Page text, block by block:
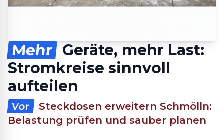
Mehr Geräte, mehr Last:
Stromkreise sinnvoll
aufteilen
Vor
Steckdosen erweitern Schmölln:
Belastung prüfen und sauber planen